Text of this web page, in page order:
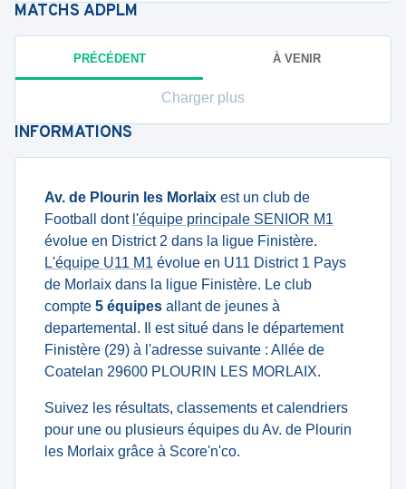
MATCHS ADPLM
PRÉCÉDENT À VENIR
Charger plus
INFORMATIONS
Av. de Plourin les Morlaix est un club de
Football dont l'équipe principale SENIOR M1
évolue en District 2 dans la ligue Finistère.
L'équipe U11 M1 évolue en U11 District 1 Pays
de Morlaix dans la ligue Finistère. Le club
compte 5 équipes allant de jeunes à
departemental. Il est situé dans le département
Finistère (29) à l'adresse suivante : Allée de
Coatelan 29600 PLOURIN LES MORLAIX.
Suivez les résultats, classements et calendriers
pour une ou plusieurs équipes du Av. de Plourin
les Morlaix grâce à Score'n'co.